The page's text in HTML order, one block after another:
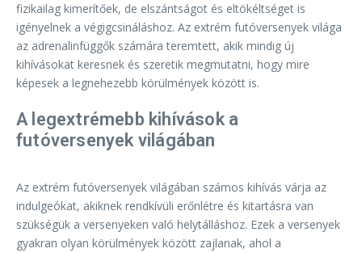
fizikailag kimerítőek, de elszántságot és eltökéltséget is
igényelnek a végigcsináláshoz. Az extrém futóversenyek világa
az adrenalinfüggők számára teremtett, akik mindig új
kihívásokat keresnek és szeretik megmutatni, hogy mire
képesek a legnehezebb körülmények között is.
A legextrémebb kihívások a
futóversenyek világában
Az extrém futóversenyek világában számos kihívás várja az
indulgeókat, akiknek rendkívüli erőnlétre és kitartásra van
szükségük a versenyeken való helytálláshoz. Ezek a versenyek
gyakran olyan körülmények között zajlanak, ahol a